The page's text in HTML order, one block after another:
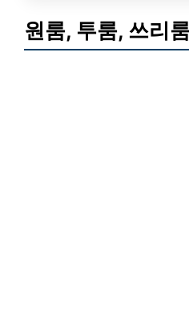
원룸, 투룸, 쓰리